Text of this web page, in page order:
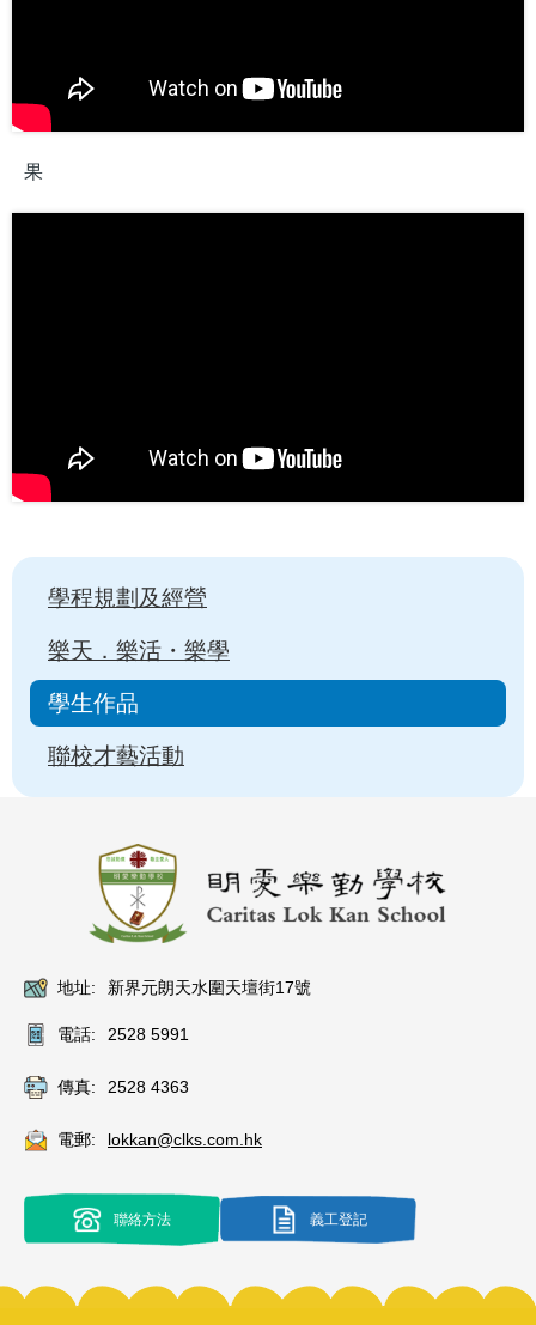
果
Main
navigation
學程規劃及經營
樂天．樂活・樂學
學生作品
聯校才藝活動
地址: 新界元朗天水圍天壇街17號
電話: 2528 5991
傳真: 2528 4363
電郵: lokkan@clks.com.hk
聯絡方法 義工登記